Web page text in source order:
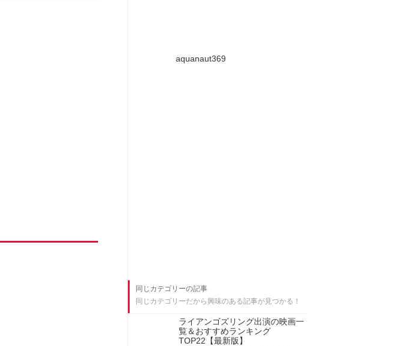
aquanaut369
同じカテゴリーの記事
同じカテゴリーだから興味のある記事が見つかる！
ライアンゴズリング出演の映画一
覧＆おすすめランキング
TOP22【最新版】